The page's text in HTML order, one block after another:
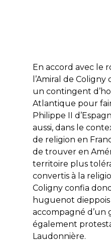
En accord avec le
l’Amiral de
un contingent
Atlantique pour
Philippe II
aussi, dans le
de religion en
de trouver en
territoire plus
convertis à la
Coligny confia
huguenot
accompagné d’un
également
Laudonnière.